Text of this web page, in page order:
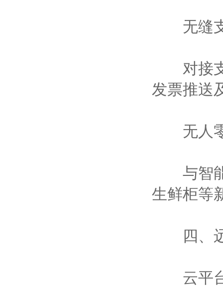
无缝支
对接支
发票推送
无人零
与智能
生鲜柜等
四、远
云平台